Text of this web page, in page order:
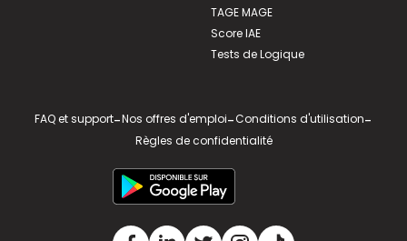
TAGE MAGE
Score IAE
Tests de Logique
FAQ et support-Nos offres d'emploi-Conditions d'utilisation-
Règles de confidentialité